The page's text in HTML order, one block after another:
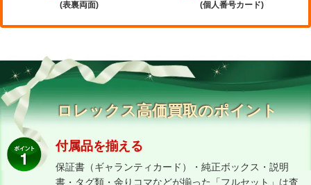
(表裏両面) (個人番号カード)
ロレックス高価買取のポイント
付属品を揃える
保証書（ギャランティカード）・純正ボックス・説明
書・タグ類・余りコマなどが揃った「フルセット」は査